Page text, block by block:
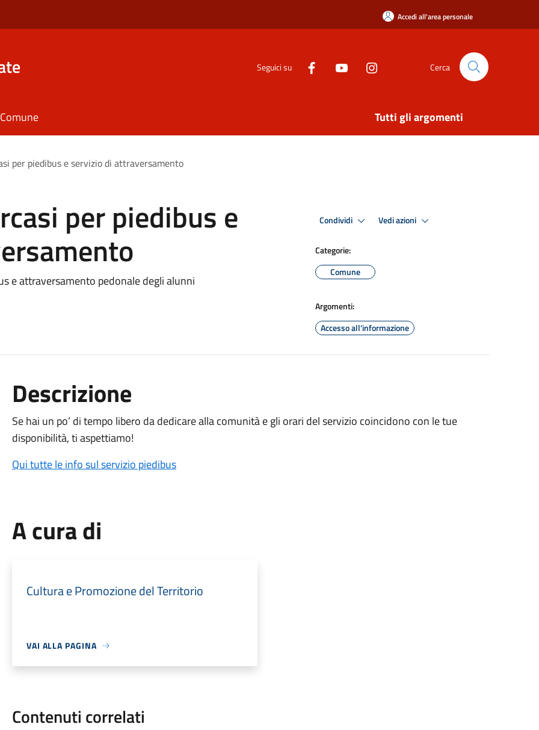
Accedi all'area personale
Seguici su Cerca
Tutti gli argomenti
per piedibus e servizio di attraversamento
per piedibus e
e attraversamento pedonale degli alunni
Condividi Vedi azioni
Categorie:
Comune
Argomenti:
Accesso all'informazione
Descrizione
Se hai un po’ di tempo libero da dedicare alla comunità e gli orari del servizio coincidono con le tue
disponibilità, ti aspettiamo!
Qui tutte le info sul servizio piedibus
A cura di
Cultura e Promozione del Territorio
VAI ALLA PAGINA
Contenuti correlati